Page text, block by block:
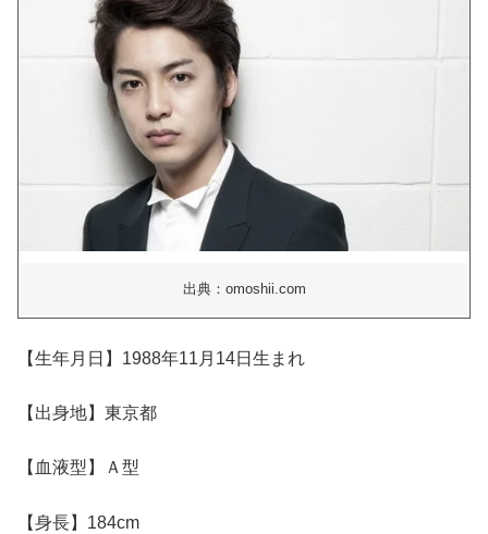
出典：omoshii.com
【生年月日】1988年11月14日生まれ
【出身地】東京都
【血液型】Ａ型
【身長】184cm